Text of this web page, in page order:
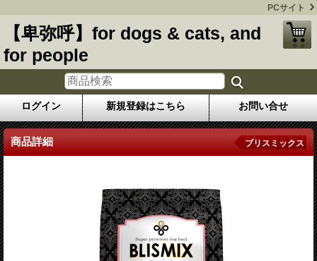
PCサイト
【卑弥呼】for dogs & cats, and
for people
ログイン 新規登録はこちら お問い合せ
商品詳細 ブリスミックス